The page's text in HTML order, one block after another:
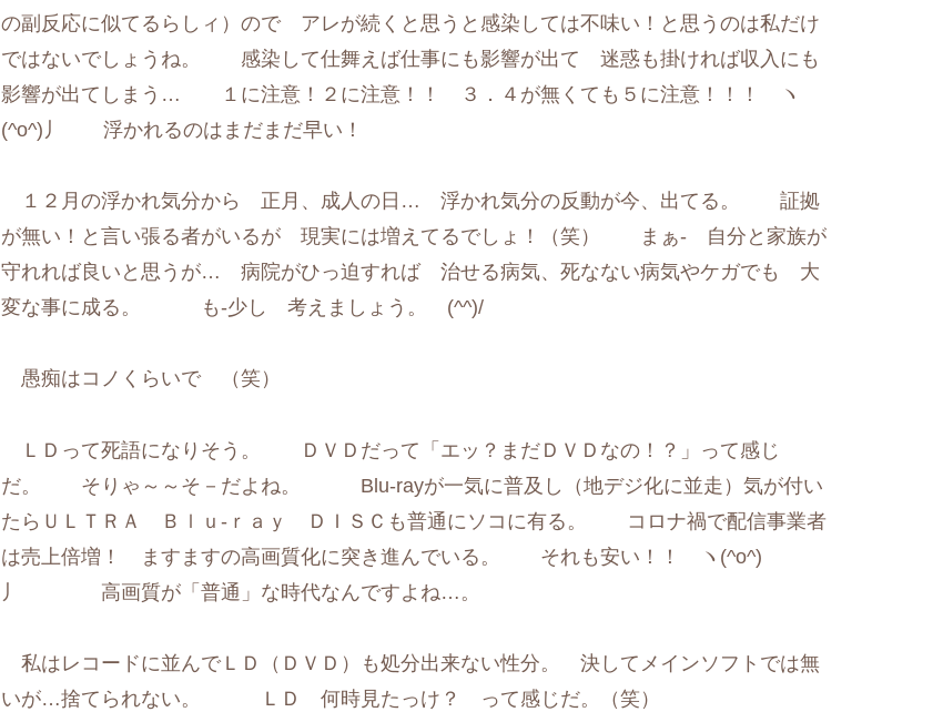
の副反応に似てるらしィ）ので アレが続くと思うと感染しては不味い！と思うのは私だけ
ではないでしょうね。 感染して仕舞えば仕事にも影響が出て 迷惑も掛ければ収入にも
影響が出てしまう… １に注意！２に注意！！ ３．４が無くても５に注意！！！ ヽ
(^o^)丿 浮かれるのはまだまだ早い！
１２月の浮かれ気分から 正月、成人の日… 浮かれ気分の反動が今、出てる。 証拠
が無い！と言い張る者がいるが 現実には増えてるでしょ！（笑） まぁ- 自分と家族が
守れれば良いと思うが… 病院がひっ迫すれば 治せる病気、死なない病気やケガでも 大
変な事に成る。 も-少し 考えましょう。 (^^)/
愚痴はコノくらいで （笑）
ＬＤって死語になりそう。 ＤＶＤだって「エッ？まだＤＶＤなの！？」って感じ
だ。 そりゃ～～そ－だよね。 Blu-rayが一気に普及し（地デジ化に並走）気が付い
たらＵＬＴＲＡ Ｂｌｕ-ｒａｙ ＤＩＳＣも普通にソコに有る。 コロナ禍で配信事業者
は売上倍増！ ますますの高画質化に突き進んでいる。 それも安い！！ ヽ(^o^)
丿 高画質が「普通」な時代なんですよね…。
私はレコードに並んでＬＤ（ＤＶＤ）も処分出来ない性分。 決してメインソフトでは無
いが…捨てられない。 ＬＤ 何時見たっけ？ って感じだ。（笑）